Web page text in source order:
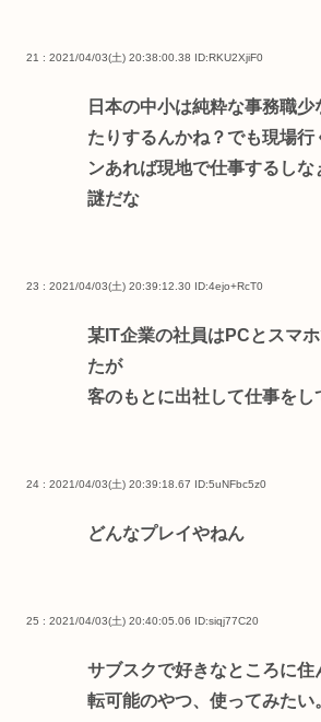
21 : 2021/04/03(土) 20:38:00.38 ID:RKU2XjiF0
日本の中小は純粋な事務職少
たりするんかね？でも現場行
ンあれば現地で仕事するし
謎だな
23 : 2021/04/03(土) 20:39:12.30 ID:4ejo+RcT0
某IT企業の社員はPCとスマ
たが
客のもとに出社して仕事をし
24 : 2021/04/03(土) 20:39:18.67 ID:5uNFbc5z0
どんなプレイやねん
25 : 2021/04/03(土) 20:40:05.06 ID:siqj77C20
サブスクで好きなところに住
転可能のやつ、使ってみたい